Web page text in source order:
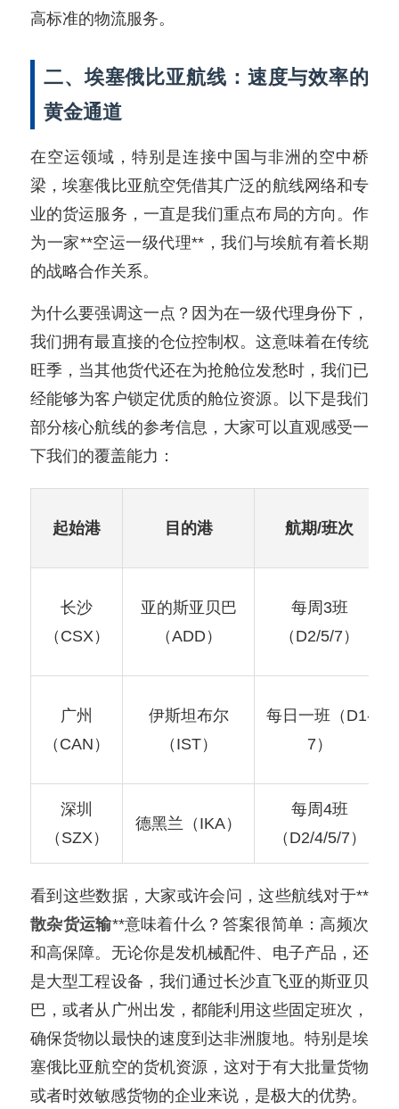
高标准的物流服务。
二、埃塞俄比亚航线：速度与效率的
黄金通道
在空运领域，特别是连接中国与非洲的空中桥
梁，埃塞俄比亚航空凭借其广泛的航线网络和专
业的货运服务，一直是我们重点布局的方向。作
为一家**空运一级代理**，我们与埃航有着长期
的战略合作关系。
为什么要强调这一点？因为在一级代理身份下，
我们拥有最直接的仓位控制权。这意味着在传统
旺季，当其他货代还在为抢舱位发愁时，我们已
经能够为客户锁定优质的舱位资源。以下是我们
部分核心航线的参考信息，大家可以直观感受一
下我们的覆盖能力：
起始港 目的港 航期/班次
长沙
（CSX）
亚的斯亚贝巴
（ADD）
每周3班
（D2/5/7）
广州
（CAN）
伊斯坦布尔
（IST）
每日一班（D1-
7）
深圳
（SZX）
德黑兰（IKA）
每周4班
（D2/4/5/7）
看到这些数据，大家或许会问，这些航线对于**
散杂货运输**意味着什么？答案很简单：高频次
和高保障。无论你是发机械配件、电子产品，还
是大型工程设备，我们通过长沙直飞亚的斯亚贝
巴，或者从广州出发，都能利用这些固定班次，
确保货物以最快的速度到达非洲腹地。特别是埃
塞俄比亚航空的货机资源，这对于有大批量货物
或者时效敏感货物的企业来说，是极大的优势。